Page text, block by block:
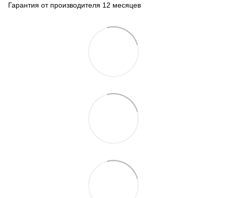
Гарантия от производителя 12 месяцев